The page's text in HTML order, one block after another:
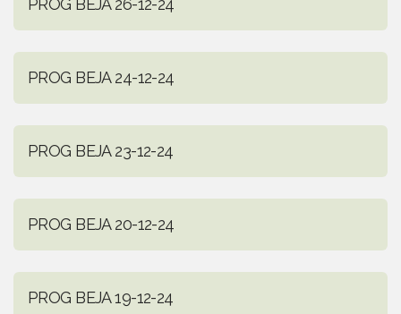
PROG BEJA 26-12-24
PROG BEJA 24-12-24
PROG BEJA 23-12-24
PROG BEJA 20-12-24
PROG BEJA 19-12-24